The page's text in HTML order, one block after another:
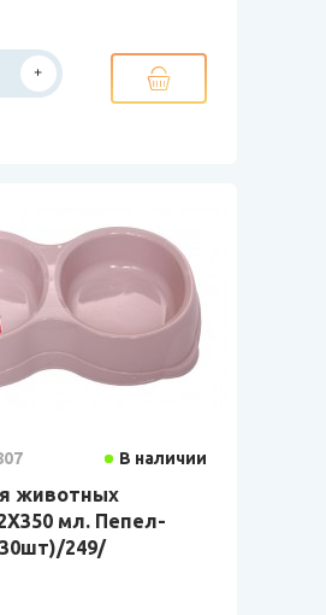
В наличии
животных
мл. Пепел-
249/